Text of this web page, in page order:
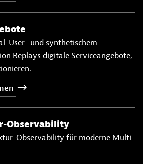
User- und synthetischem
Replays digitale Serviceangebote,
Observability
Observability für moderne Multi-